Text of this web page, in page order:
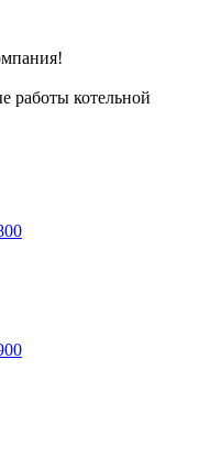
работы котельной